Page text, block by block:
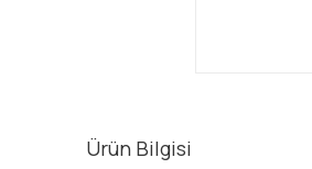
Ürün Bilgisi